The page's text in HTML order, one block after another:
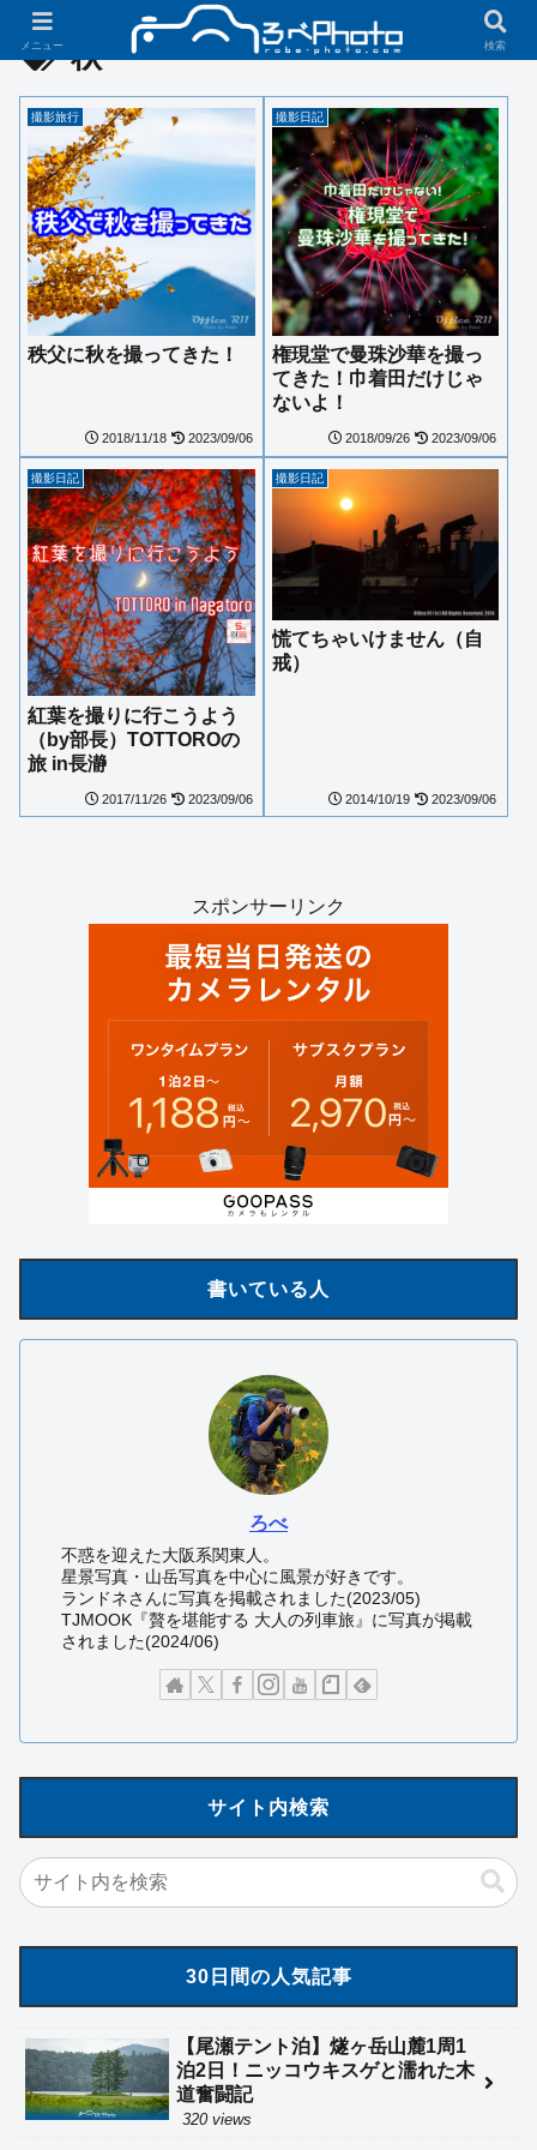
秋
撮影旅行
秩父に秋を撮ってきた！
2018/11/18 2023/09/06
撮影日記
権現堂で曼珠沙華を撮っ
てきた！巾着田だけじゃ
ないよ！
2018/09/26 2023/09/06
撮影日記
紅葉を撮りに行こうよう
（by部長）TOTTOROの
旅 in長瀞
2017/11/26 2023/09/06
撮影日記
慌てちゃいけません（自
戒）
2014/10/19 2023/09/06
スポンサーリンク
書いている人
ろべ
不惑を迎えた大阪系関東人。
星景写真・山岳写真を中心に風景が好きです。
ランドネさんに写真を掲載されました(2023/05)
TJMOOK『贅を堪能する 大人の列車旅』に写真が掲載
されました(2024/06)
サイト内検索
30日間の人気記事
【尾瀬テント泊】燧ヶ岳山麓1周1
泊2日！ニッコウキスゲと濡れた木
道奮闘記
320 views
メニュー 検索